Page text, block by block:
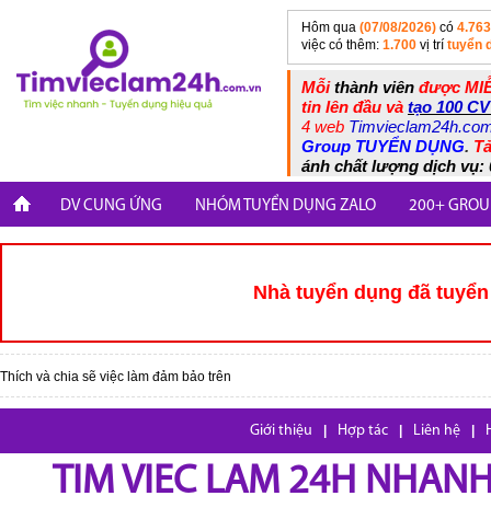
Hôm qua (07/08/2026) có 4.763
việc có thêm: 1.700 vị trí tuyển
Mỗithành viên được
tin lên đầu và tạo 100
4 web
Group TUYỂN DỤNG.
ánh chất lượng dịch vụ:
DV CUNG ỨNG NHÓM TUYỂN DỤNG ZALO 200+
Nhà tuyển dụng đã
Thích và chia sẽ việc làm đảm bảo trên
Giới thiệu Hợp tác Liên hệ
TIM VIEC LAM 24H